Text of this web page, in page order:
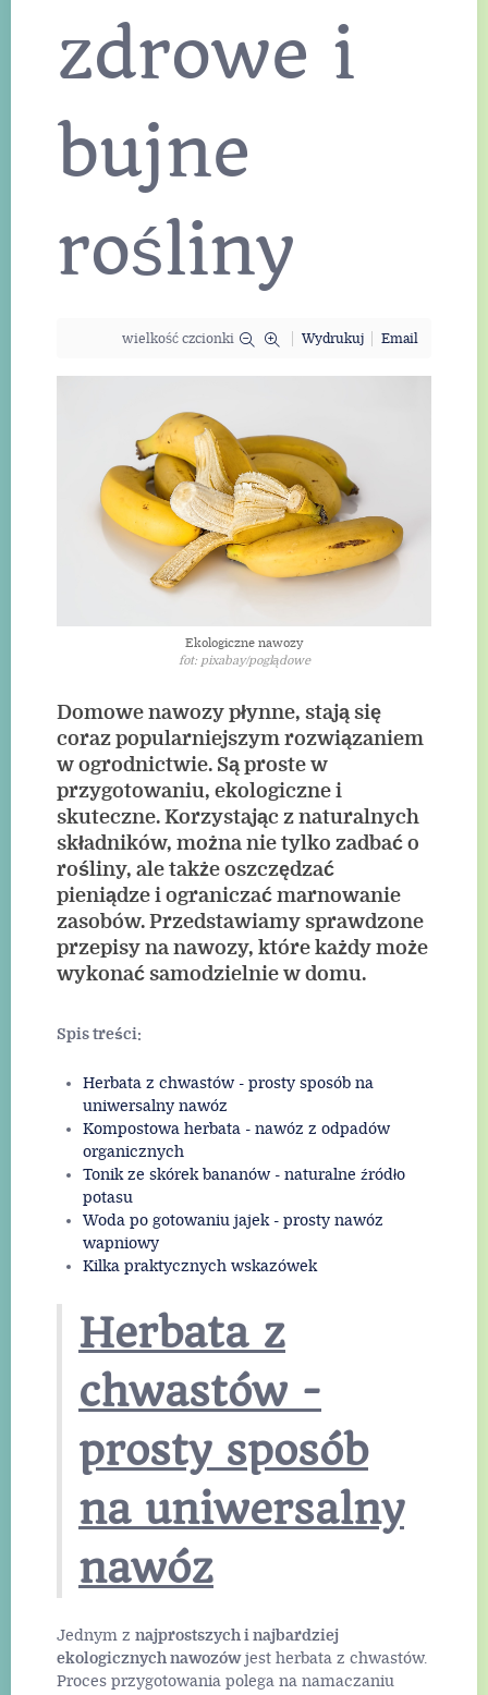
zdrowe i
bujne
rośliny
wielkość czcionki Wydrukuj Email
Ekologiczne nawozy
fot: pixabay/poglądowe
Domowe nawozy płynne, stają się
coraz popularniejszym rozwiązaniem
w ogrodnictwie. Są proste w
przygotowaniu, ekologiczne i
skuteczne. Korzystając z naturalnych
składników, można nie tylko zadbać o
rośliny, ale także oszczędzać
pieniądze i ograniczać marnowanie
zasobów. Przedstawiamy sprawdzone
przepisy na nawozy, które każdy może
wykonać samodzielnie w domu.
Spis treści:
Herbata z chwastów - prosty sposób na
uniwersalny nawóz
Kompostowa herbata - nawóz z odpadów
organicznych
Tonik ze skórek bananów - naturalne źródło
potasu
Woda po gotowaniu jajek - prosty nawóz
wapniowy
Kilka praktycznych wskazówek
Herbata z
chwastów -
prosty sposób
na uniwersalny
nawóz
Jednym z najprostszych i najbardziej
ekologicznych nawozówjest herbata z chwastów.
Proces przygotowania polega na namaczaniu